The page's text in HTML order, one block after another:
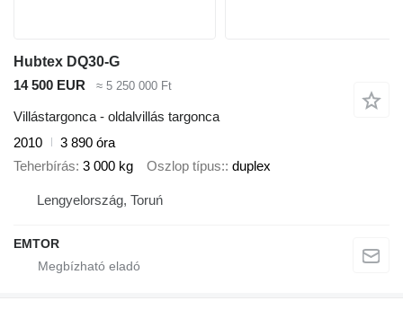
Hubtex DQ30-G
14 500 EUR
≈ 5 250 000 Ft
Villástargonca - oldalvillás targonca
2010
3 890 óra
Teherbírás 3 000 kg Oszlop típus: duplex
Lengyelország, Toruń
EMTOR